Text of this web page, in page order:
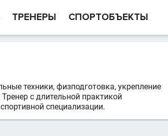
ТРЕНЕРЫ СПОРТОБЪЕКТЫ
техники, физподготовка, укрепление
с длительной практикой
специализации.